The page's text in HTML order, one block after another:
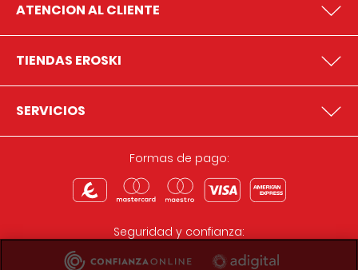
ATENCION AL CLIENTE
TIENDAS EROSKI
SERVICIOS
Formas de pago:
Seguridad y confianza: